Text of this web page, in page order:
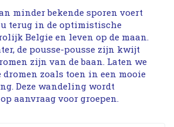
minder bekende sporen voert
u terug in de optimistische
Belgie en leven op de maan.
de pousse-pousse zijn kwijt
zijn van de baan. Laten we
dromen zoals toen in een mooie
Deze wandeling wordt
aanvraag voor groepen.